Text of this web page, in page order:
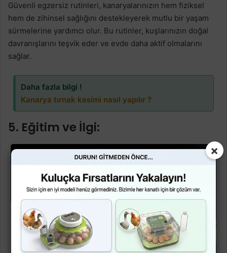
Güvenli egzersiz rutinleri, kanaryalarınızın hem fiziksel
hem de zihinsel sağlığını destekleyerek mutlu bir yaşam
sürmelerine yardımcı olur. Bu rutinler, kuşlarınızın doğal
davranışlarını teşvik eder ve evde daha aktif olmalarını
sağlar.
Daha fazla bilgi !
Kanarya tırnak kesimi nasıl yapılır ?
5. Eğitim ve İlgi:
×